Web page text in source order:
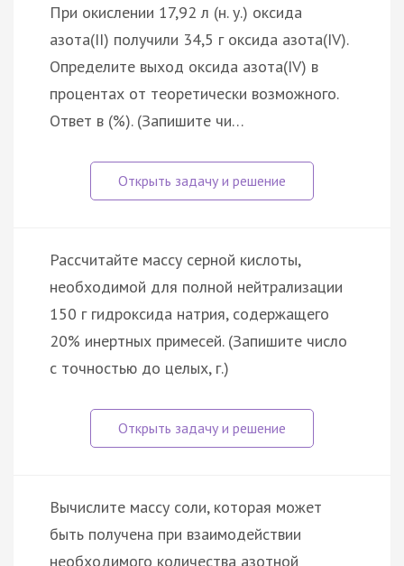
При окислении 17,92 л (н. у.) оксида
азота(II) получили 34,5 г оксида азота(IV).
Определите выход оксида азота(IV) в
процентах от теоретически возможного.
Ответ в (%). (Запишите чи…
Рассчитайте массу серной кислоты,
необходимой для полной нейтрализации
150 г гидроксида натрия, содержащего
20% инертных примесей. (Запишите число
с точностью до целых, г.)
Вычислите массу соли, которая может
быть получена при взаимодействии
необходимого количества азотной